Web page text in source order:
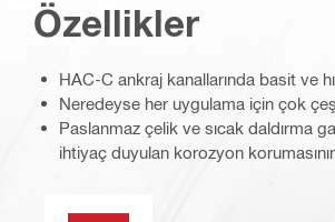
Özellikler
HAC-C ankraj kanallarında basit ve
Neredeyse her uygulama için çok
Paslanmaz çelik ve sıcak daldırma
ihtiyaç duyulan korozyon
PROFIS Yazılımı